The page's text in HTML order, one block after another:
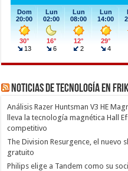
Noticias de Tecnología en
Análisis Razer Huntsman V3 HE
lleva la tecnología magnética Hall
competitivo
The Division Resurgence, el nuevo
gratuito
Philips elige a Tandem como su